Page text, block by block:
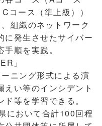
コース（準上級））
組織のネットワーク
に発生させたサイバー
順を実践。
」
ニング形式による演
い等のインシデント
等を学習できる。
において合計100回程